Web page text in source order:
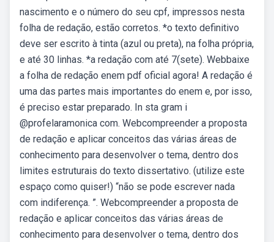
nascimento e o número do seu cpf, impressos nesta
folha de redação, estão corretos. *o texto definitivo
deve ser escrito à tinta (azul ou preta), na folha própria,
e até 30 linhas. *a redação com até 7(sete). Webbaixe
a folha de redação enem pdf oficial agora! A redação é
uma das partes mais importantes do enem e, por isso,
é preciso estar preparado. In sta gram i
@profelaramonica com. Webcompreender a proposta
de redação e aplicar conceitos das várias áreas de
conhecimento para desenvolver o tema, dentro dos
limites estruturais do texto dissertativo. (utilize este
espaço como quiser!) “não se pode escrever nada
com indiferença. ”. Webcompreender a proposta de
redação e aplicar conceitos das várias áreas de
conhecimento para desenvolver o tema, dentro dos